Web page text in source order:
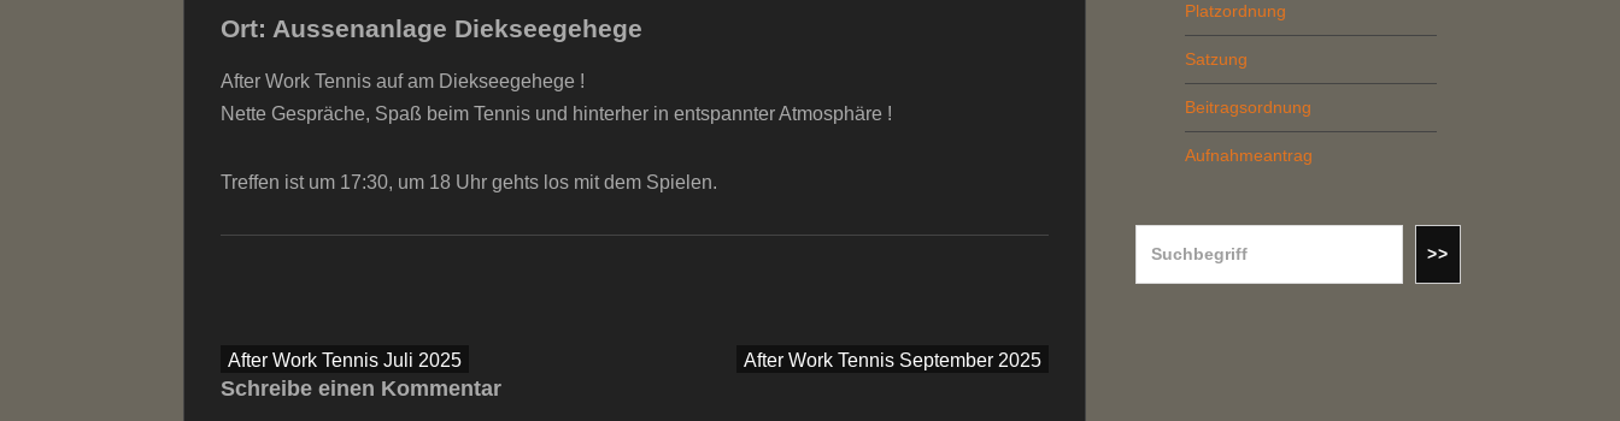
Ort: Aussenanlage Diekseegehege
After Work Tennis auf am Diekseegehege !
Nette Gespräche, Spaß beim Tennis und hinterher in entspannter Atmosphäre !
Treffen ist um 17:30, um 18 Uhr gehts los mit dem Spielen.
Beitragsnavigation
After Work Tennis Juli 2025 After Work Tennis September 2025
Schreibe einen Kommentar
Platzordnung
Satzung
Beitragsordnung
Aufnahmeantrag
>>